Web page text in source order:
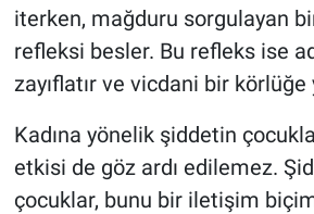
iterken, mağduru sorgulayan
refleksi besler. Bu refleks ise
zayıflatır ve vicdani bir körlüğe
Kadına yönelik şiddetin
etkisi de göz ardı edilemez.
çocuklar, bunu bir iletişim